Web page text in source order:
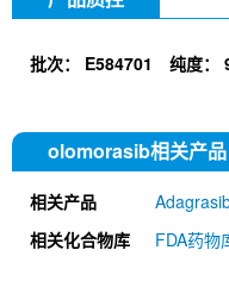
批次： E584701 纯度：
olomorasib相关产品
相关产品
443)
相关化合物库 FDA药物